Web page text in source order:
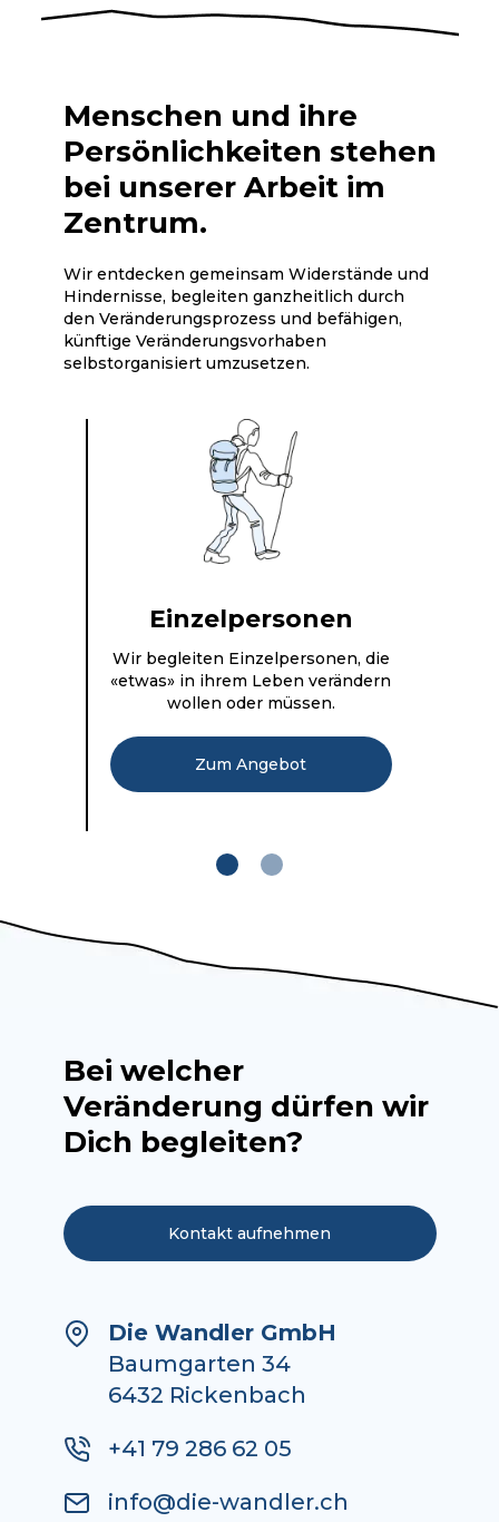
Menschen und ihre
Persönlichkeiten stehen
bei unserer Arbeit im
Zentrum.
Wir entdecken gemeinsam Widerstände und
Hindernisse, begleiten ganzheitlich durch
den Veränderungsprozess und befähigen,
künftige Veränderungsvorhaben
selbstorganisiert umzusetzen.
Einzelpersonen
Wir begleiten Einzelpersonen, die
«etwas» in ihrem Leben verändern
wollen oder müssen.
Zum Angebot
Bei welcher
Veränderung dürfen wir
Dich begleiten?
Kontakt aufnehmen
Die Wandler GmbH
Baumgarten 34
6432 Rickenbach
+41 79 286 62 05
info@die-wandler.ch